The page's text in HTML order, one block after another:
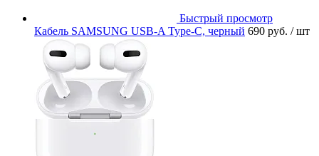
Быстрый просмотр
Кабель SAMSUNG USB-A Type-C, черный 690 руб. / шт